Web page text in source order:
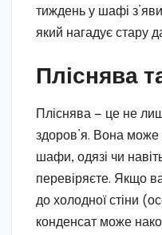
тиждень у шафі
який нагадує стару
Пліснява
Пліснява — це не
здоров’я. Вона може
шафи, одязі чи
перевіряєте. Якщо
до холодної стіни
конденсат може